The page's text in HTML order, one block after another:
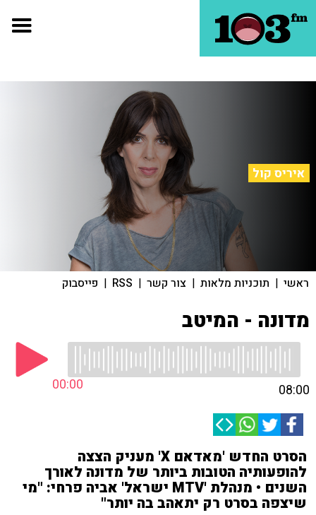
איריס קול
ראשי | תוכניות מלאות | צור קשר |
RSS
| פייסבוק
מדונה - המיטב
00:00 08:00
הסרט החדש 'מאדאם X' מעניק הצצה
להופעותיה הטובות ביותר של מדונה לאורך
השנים • מנהלת 'MTV ישראל' אביה פרחי: "מי
שיצפה בסרט רק יתאהב בה יותר"